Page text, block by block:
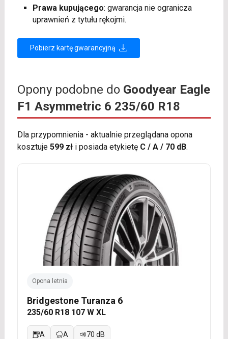
Prawa kupującego: gwarancja nie ogranicza
uprawnień z tytułu rękojmi.
Pobierz kartę gwarancyjną
Opony podobne do Goodyear Eagle
F1 Asymmetric 6 235/60 R18
Dla przypomnienia - aktualnie przeglądana opona
kosztuje 599 złi posiada etykietę C / A / 70 dB.
Opona letnia
Bridgestone Turanza 6
235/60 R18 107 W XL
A A 70 dB